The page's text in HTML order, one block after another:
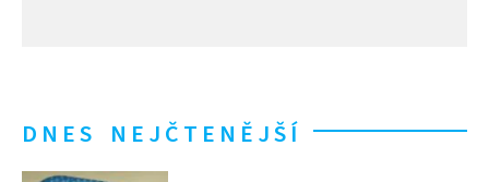
DNES NEJČTENĚJŠÍ